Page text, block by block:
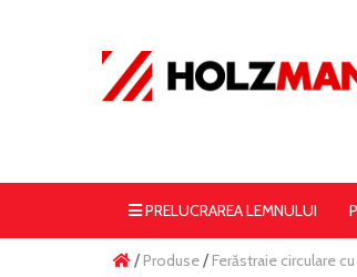
PRELUCRAREA LEMNULUI
/ Produse/ Ferăstraie circulare